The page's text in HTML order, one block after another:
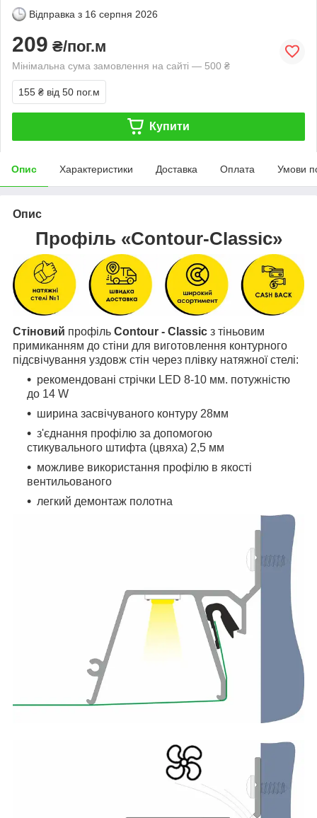
Відправка з 16 серпня 2026
209 ₴/пог.м
Мінімальна сума замовлення на сайті — 500 ₴
155 ₴ від 50 пог.м
Купити
Опис Характеристики Доставка Оплата Умови
Опис
Профіль «Contour-Classic»
Стіновий профіль Contour - Classic з тіньовим
примиканням до стіни для виготовлення контурного
підсвічування уздовж стін через плівку натяжної стелі:
рекомендовані стрічки LED 8-10 мм. потужністю
до 14 W
ширина засвічуваного контуру 28мм
з'єднання профілю за допомогою
стикувального штифта (цвяха) 2,5 мм
можливе використання профілю в якості
вентильованого
легкий демонтаж полотна